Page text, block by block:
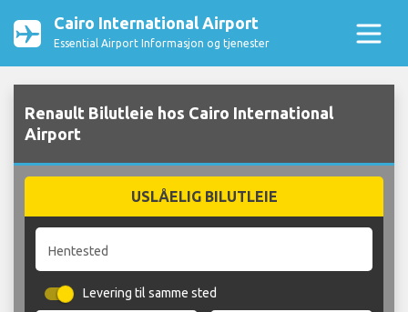
Cairo International Airport
Essential Airport Informasjon og tjenester
Renault Bilutleie hos Cairo International
Airport
USLÅELIG BILUTLEIE
Hentested
Levering til samme sted